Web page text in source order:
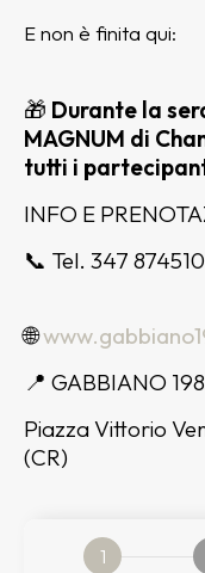
E non è finita qui:
🎁 Durante la
MAGNUM di
tutti i
INFO E
📞 Tel. 347
🌐
📍 GABBIANO
Piazza Vittorio
(CR)
1